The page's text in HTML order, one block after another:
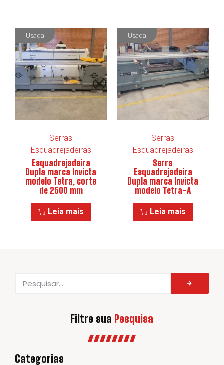
Serras
Esquadrejadeiras
Esquadrejadeira
Dupla marca Invicta
modelo Tetra, corte
de 2500 mm
Leia mais
Serras
Esquadrejadeiras
Serra
Esquadrejadeira
Dupla marca Invicta
modelo Tetra-A
Leia mais
Filtre sua Pesquisa
Categorias
Usada Usada